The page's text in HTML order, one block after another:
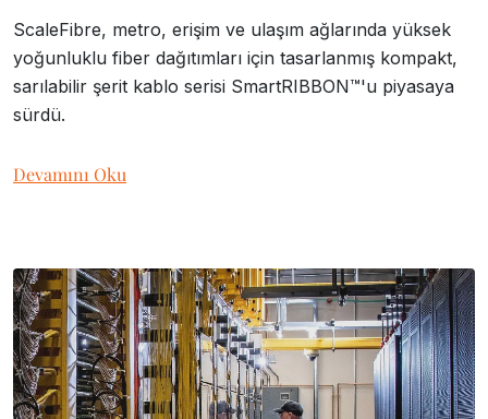
ScaleFibre, metro, erişim ve ulaşım ağlarında yüksek
yoğunluklu fiber dağıtımları için tasarlanmış kompakt,
sarılabilir şerit kablo serisi SmartRIBBON™'u piyasaya
sürdü.
Devamını Oku